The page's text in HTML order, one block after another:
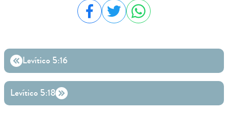
Compartilhar no Facebook
Compartilhar no Twitter
Compartilhar no
Levítico 5:16
Levítico 5:18